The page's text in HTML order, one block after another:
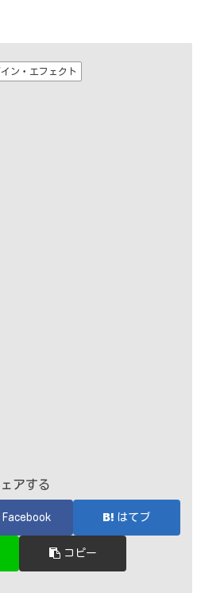
ン・エフェクト
アする
Facebook はてブ
コピー